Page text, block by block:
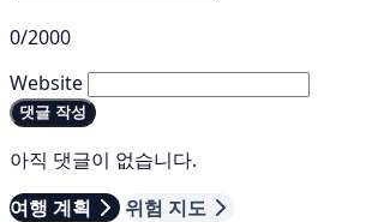
0/2000
Website
댓글 작성
아직 댓글이 없습니다.
여행 계획
위험 지도